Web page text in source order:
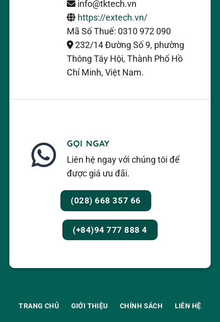
info@tktech.vn
https://extech.vn/
Mã Số Thuế: 0310 972 090
232/14 Đường Số 9, phường
Thông Tây Hội, Thành Phố Hồ
Chí Minh, Việt Nam.
GỌI NGAY
Liên hệ ngay với chúng tôi để
được giá ưu đãi.
(028) 668 357 66
(+84)94 777 888 4
TRANG CHỦ GIỚI THIỆU CHÍNH SÁCH LIÊN HỆ